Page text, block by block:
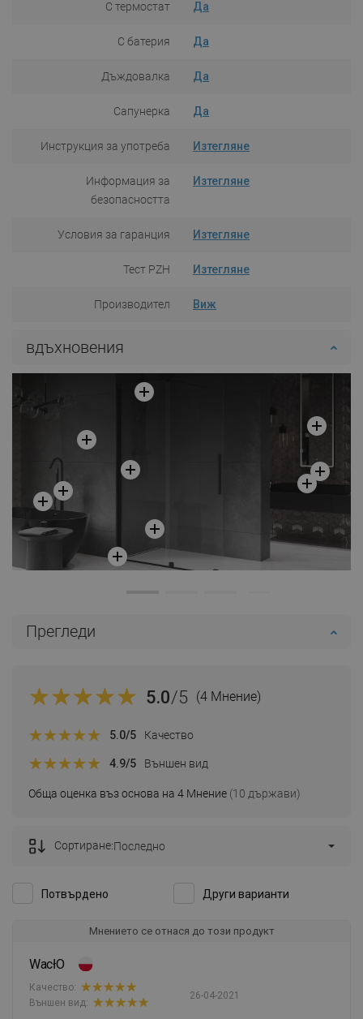
С термостат Да
С батерия Да
Дъждовалка Да
Сапунерка Да
Инструкция за употреба Изтегляне
Информация за
безопасността
Изтегляне
Условия за гаранция Изтегляне
Тест PZH Изтегляне
Производител Виж
вдъхновения
Прегледи
5.0/5 (4 Мнение)
Обща оценка въз основа на 4 Мнение (10 държави)
5.0/5 Качество
4.9/5 Външен вид
Потвърдено Други варианти
Сортиране:Последно
Мнението се отнася до този продукт
WacłO
26-04-2021
Качество:
Външен вид: